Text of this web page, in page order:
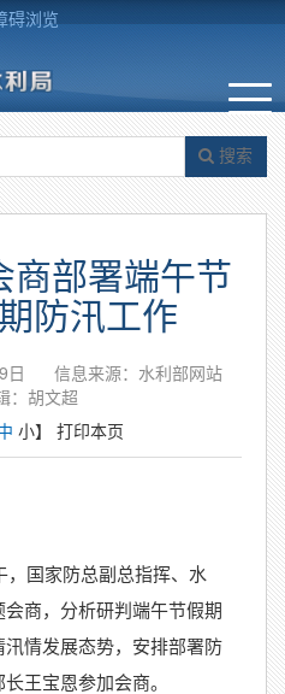
碍浏览
搜索
商部署端午节
防汛工作
日
信息来源：水利部网站
：胡文超
小】 打印本页
，国家防总副总指挥、水
商，分析研判端午节假期
情发展态势，安排部署防
王宝恩参加会商。